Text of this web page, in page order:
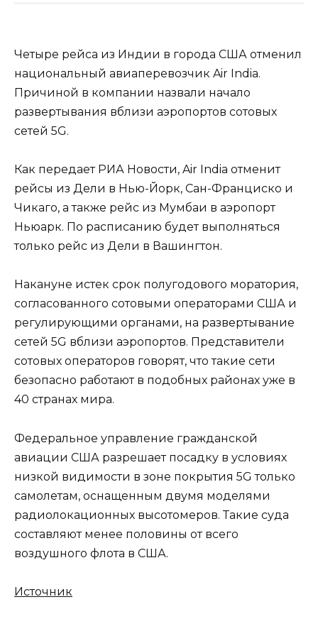
Четыре рейса из Индии в города США отменил
национальный авиаперевозчик Air India.
Причиной в компании назвали начало
развертывания вблизи аэропортов сотовых
сетей 5G.
Как передает РИА Новости, Air India отменит
рейсы из Дели в Нью-Йорк, Сан-Франциско и
Чикаго, а также рейс из Мумбаи в аэропорт
Ньюарк. По расписанию будет выполняться
только рейс из Дели в Вашингтон.
Накануне истек срок полугодового моратория,
согласованного сотовыми операторами США и
регулирующими органами, на развертывание
сетей 5G вблизи аэропортов. Представители
сотовых операторов говорят, что такие сети
безопасно работают в подобных районах уже в
40 странах мира.
Федеральное управление гражданской
авиации США разрешает посадку в условиях
низкой видимости в зоне покрытия 5G только
самолетам, оснащенным двумя моделями
радиолокационных высотомеров. Такие суда
составляют менее половины от всего
воздушного флота в США.
Источник